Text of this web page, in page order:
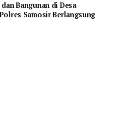
Bangunan di Desa
Samosir Berlangsung